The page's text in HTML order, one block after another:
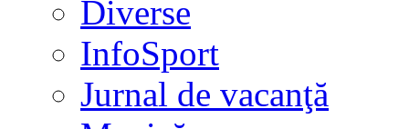
Diverse
InfoSport
Jurnal de vacanţă